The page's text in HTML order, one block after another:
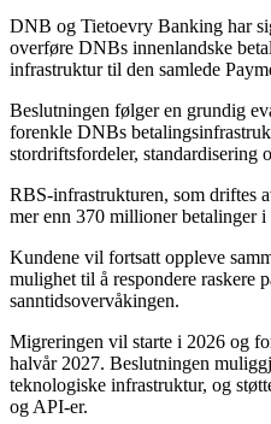
DNB og Tietoevry Banking har
overføre DNBs innenlandske
infrastruktur til den samlede
Beslutningen følger en grundig
forenkle DNBs
stordriftsfordeler, standardisering
RBS-infrastrukturen, som driftes
mer enn 370 millioner betalinger i
Kundene vil fortsatt oppleve
mulighet til å respondere raskere
sanntidsovervåkingen.
Migreringen vil starte i 2026 og
halvår 2027. Beslutningen
teknologiske infrastruktur, og
og API-er.